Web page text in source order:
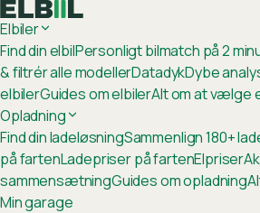
Elbiler
Find din elbilPersonligt bilmatch på 2
& filtrér alle modellerDatadykDybe
elbilerGuides om elbilerAlt om at vælge
Opladning
Find din ladeløsningSammenlign 180+
på fartenLadepriser på fartenElpriser
sammensætningGuides om opladning
Min garage